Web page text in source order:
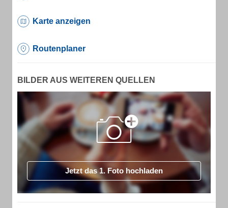
Karte anzeigen
Routenplaner
BILDER AUS WEITEREN QUELLEN
Jetzt das 1. Foto hochladen